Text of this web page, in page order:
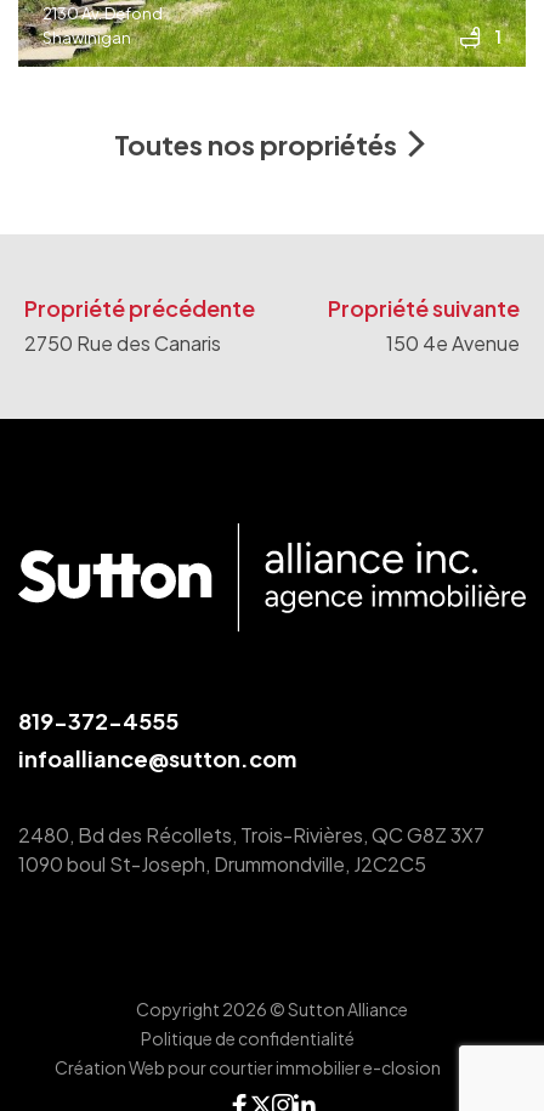
2130 Av. Defond
Shawinigan
1
Toutes nos propriétés
Propriété précédente
2750 Rue des Canaris
Propriété suivante
150 4e Avenue
819-372-4555
infoalliance@sutton.com
2480, Bd des Récollets, Trois-Rivières, QC G8Z 3X7
1090 boul St-Joseph, Drummondville, J2C2C5
Copyright 2026 © Sutton Alliance
Politique de confidentialité
Création Web pour courtier immobilier e-closion